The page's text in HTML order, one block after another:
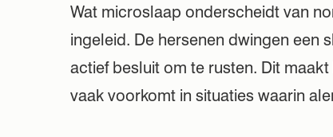
Wat microslaap onderscheidt van
ingeleid. De hersenen dwingen een
actief besluit om te rusten. Dit
vaak voorkomt in situaties waarin